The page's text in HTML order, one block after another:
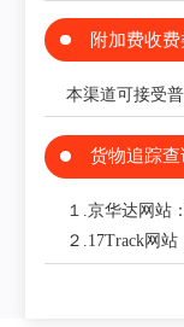
附加费收
本渠道可接受
货物追踪查
１.京华达网
２.17Track网